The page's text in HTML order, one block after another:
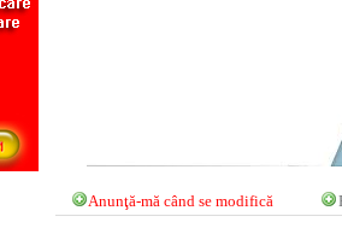
Anunţă-mă când se modifică